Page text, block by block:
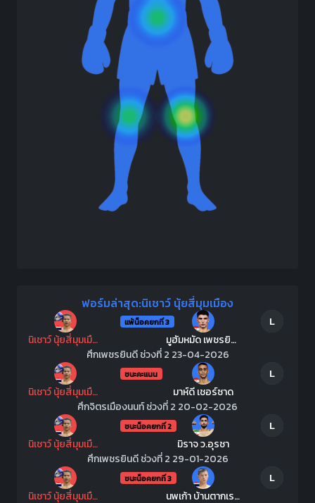
ฟอร์มล่าสุด:นิเชาว์ นุ้ยสี่มุมเมือง
แพ้น็อคยกที่ 3
L
นิเชาว์ นุ้ยสี่มุมเมือง
มูฮัมหมัด เพชรยินดีอะคาเดมี่
ศึกเพชรยินดี ช่วงที่ 2 23-04-2026
ชนะคะแนน
L
นิเชาว์ นุ้ยสี่มุมเมือง
มาห์ดี เชอร์ซาด
ศึกจิตรเมืองนนท์ ช่วงที่ 2 20-02-2026
ชนะน็อคยกที่ 2
L
นิเชาว์ นุ้ยสี่มุมเมือง
มิราจ ว.อุรชา
ศึกเพชรยินดี ช่วงที่ 2 29-01-2026
ชนะน็อคยกที่ 3
L
นิเชาว์ นุ้ยสี่มุมเมือง
นพเก้า บ้านตากเรดิโอ